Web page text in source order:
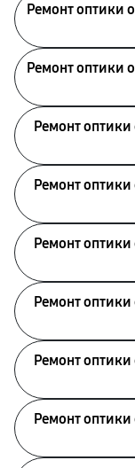
Ремонт оптики
Ремонт оптики
Ремонт оптики
Ремонт оптики
Ремонт оптики
Ремонт оптики
Ремонт оптики
Ремонт оптики